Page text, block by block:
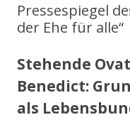
Pressespiegel
der Ehe für alle“
Stehende
Benedict:
als